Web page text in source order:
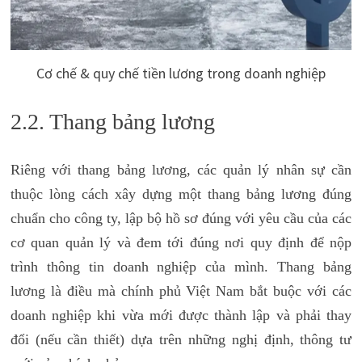
Cơ chế & quy chế tiền lương trong doanh nghiệp
2.2. Thang bảng lương
Riêng với thang bảng lương, các quản lý nhân sự cần
thuộc lòng cách xây dựng một thang bảng lương đúng
chuẩn cho công ty, lập bộ hồ sơ đúng với yêu cầu của các
cơ quan quản lý và đem tới đúng nơi quy định để nộp
trình thông tin doanh nghiệp của mình. Thang bảng
lương là điều mà chính phủ Việt Nam bắt buộc với các
doanh nghiệp khi vừa mới được thành lập và phải thay
đổi (nếu cần thiết) dựa trên những nghị định, thông tư